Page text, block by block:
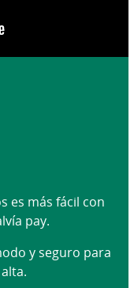
es más fácil con
pay.
y seguro para